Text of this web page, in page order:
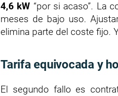
4,6 kW “por si acaso”. La
meses de bajo uso.
elimina parte del coste fijo.
Tarifa equivocada y
El segundo fallo es